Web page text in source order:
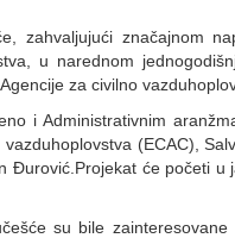
zahvaljujući značajnom
u narednom
za civilno
i Administrativnim
(ECAC),
Đurović.Projekat će početi u
su bile zainteresovane